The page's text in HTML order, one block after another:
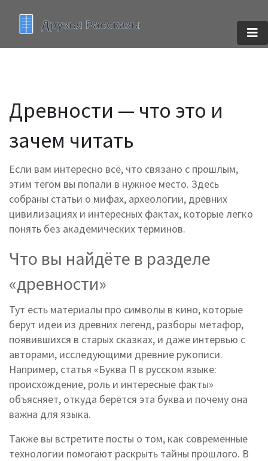
Древности — что это и
зачем читать
Если вам интересно всё, что связано с прошлым,
этим тегом вы попали в нужное место. Здесь
собраны статьи о мифах, археологии, древних
цивилизациях и интересных фактах, которые легко
понять без академических терминов.
Что вы найдёте в разделе
«древности»
Тут есть материалы про символы в кино, которые
берут идеи из древних легенд, разборы метафор,
появившихся в старых сказках, и даже интервью с
авторами, исследующими древние рукописи.
Например, статья «Буква П в русском языке:
происхождение, роль и интересные факты»
объясняет, откуда берётся эта буква и почему она
важна для языка.
Также вы встретите посты о том, как современные
технологии помогают раскрыть тайны прошлого. В